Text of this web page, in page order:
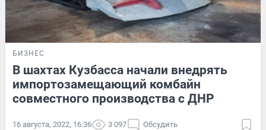
БИЗНЕС
В шахтах Кузбасса начали внедрять
импортозамещающий комбайн
совместного производства с ДНР
16 августа, 2022, 16:36 3 097 Обсудить